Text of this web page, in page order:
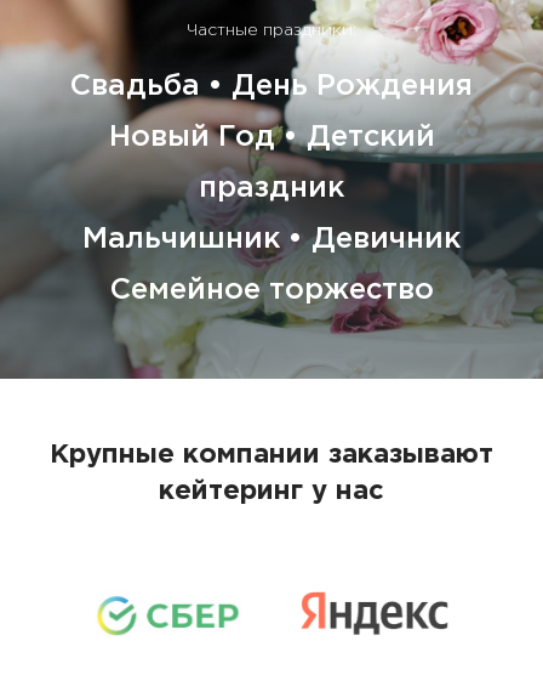
Частные праздники:
Свадьба • День Рождения
Новый Год • Детский
праздник
Мальчишник • Девичник
Семейное торжество
Крупные компании заказывают
кейтеринг у нас